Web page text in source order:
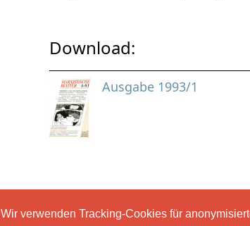
Wir verwenden Tracking-Cookies für
Download:
Ausgabe 1993/1